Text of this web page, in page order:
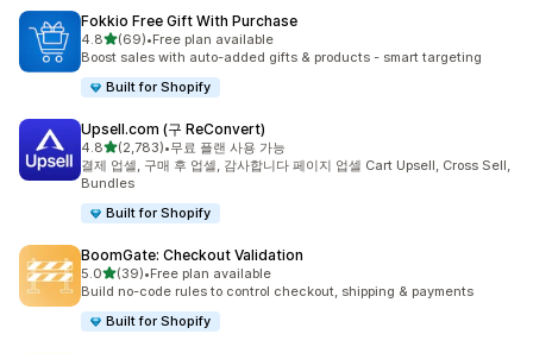
Fokkio Free Gift With Purchase
4.8별 5개 중
(69)
총 리뷰 69개
•Free plan available
Boost sales with auto-added gifts & products - smart targeting
Built for Shopify
Upsell.com (구 ReConvert)
4.8별 5개 중
(2,783)
총 리뷰 2783개
•무료 플랜 사용 가능
결제 업셀, 구매 후 업셀, 감사합니다 페이지 업셀 Cart Upsell, Cross Sell,
Bundles
Built for Shopify
BoomGate: Checkout Validation
5.0별 5개 중
(39)
총 리뷰 39개
•Free plan available
Build no-code rules to control checkout, shipping & payments
Built for Shopify